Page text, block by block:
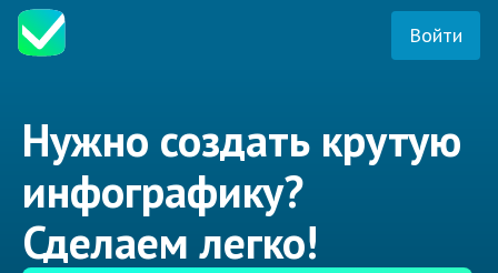
Войти
Нужно создать крутую
инфографику?
Сделаем легко!